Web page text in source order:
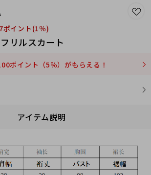
ポイント(1％)
リルスカート
ポイント（5％）がもらえる！
アイテム説明